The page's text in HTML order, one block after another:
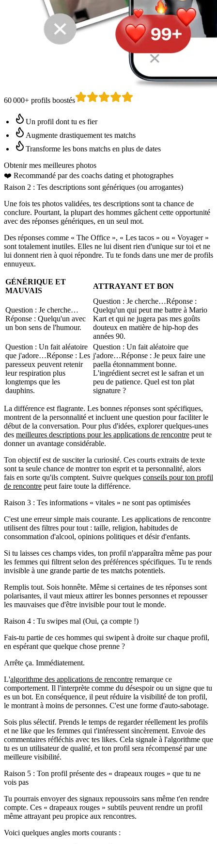
60 000+ profils boostés
Un profil dont tu es fier
Augmente drastiquement tes matchs
Transforme les bons matchs en plus de dates
Obtenir mes meilleures photos
❤️ Recommandé par des coachs dating et photographes
Raison 2 : Tes descriptions sont génériques (ou arrogantes)
Une fois tes photos validées, tes descriptions sont ta chance de
conclure. Pourtant, la plupart des hommes gâchent cette opportunité
avec des réponses génériques, en un seul mot.
Des réponses comme « The Office », « Les tacos » ou « Voyager »
sont totalement inutiles. Elles ne lui disent rien d'unique sur toi et ne
lui donnent rien à quoi répondre. Tu te fonds dans une mer de profils
ennuyeux.
GÉNÉRIQUE ET
MAUVAIS
ATTRAYANT ET BON
Question : Je cherche…
Réponse : Quelqu'un avec
un bon sens de l'humour.
Question : Je cherche…Réponse :
Quelqu'un qui peut me battre à Mario
Kart et qui ne jugera pas mes goûts
douteux en matière de hip-hop des
années 90.
Question : Un fait aléatoire
que j'adore…Réponse : Les
paresseux peuvent retenir
leur respiration plus
longtemps que les
dauphins.
Question : Un fait aléatoire que
j'adore…Réponse : Je peux faire une
paella étonnamment bonne.
L'ingrédient secret est le safran et un
peu de patience. Quel est ton plat
signature ?
La différence est flagrante. Les bonnes réponses sont spécifiques,
montrent de la personnalité et incluent une question pour faciliter le
début de la conversation. Pour plus d'idées, explorer quelques-unes
des meilleures descriptions pour les applications de rencontre peut te
donner un avantage considérable.
Ton objectif est de susciter la curiosité. Ces courts extraits de texte
sont ta seule chance de montrer ton esprit et ta personnalité, alors
fais en sorte qu'ils comptent. Suivre quelques conseils pour ton profil
de rencontre peut faire toute la différence.
Raison 3 : Tes informations « vitales » ne sont pas optimisées
C'est une erreur simple mais courante. Les applications de rencontre
utilisent des filtres pour tout : taille, religion, habitudes de
consommation d'alcool, opinions politiques et désir d'enfants.
Si tu laisses ces champs vides, ton profil n'apparaîtra même pas pour
les femmes qui filtrent selon des préférences spécifiques. Tu te rends
invisible à une grande partie de tes matchs potentiels.
Remplis tout. Sois honnête. Même si certaines de tes réponses sont
polarisantes, il vaut mieux attirer les bonnes personnes et repousser
les mauvaises que d'être invisible pour tout le monde.
Raison 4 : Tu swipes mal (Oui, ça compte !)
Fais-tu partie de ces hommes qui swipent à droite sur chaque profil,
en espérant que quelque chose prenne ?
Arrête ça. Immédiatement.
L'algorithme des applications de rencontre remarque ce
comportement. Il l'interprète comme du désespoir ou un signe que tu
es un bot. En conséquence, il peut réduire la visibilité de ton profil,
le montrant à moins de personnes. C'est une forme d'auto-sabotage.
Sois plus sélectif. Prends le temps de regarder réellement les profils
et ne like que les femmes qui t'intéressent sincèrement. Envoie des
commentaires réfléchis avec tes likes. Cela signale à l'algorithme que
tu es un utilisateur de qualité, et ton profil sera récompensé par une
meilleure visibilité.
Raison 5 : Ton profil présente des « drapeaux rouges » que tu ne
vois pas
Tu pourrais envoyer des signaux repoussoirs sans même t'en rendre
compte. Ces « drapeaux rouges » subtils peuvent rendre un profil
même attrayant peu propice aux rencontres.
Voici quelques angles morts courants :